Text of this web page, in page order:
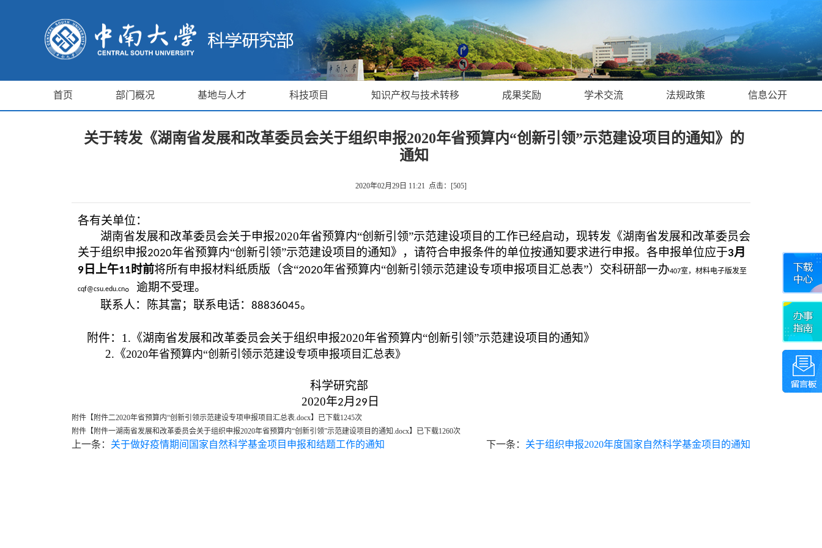
首页 部门概况 基地与人才 科技项目 知识产权与技术转移 成果奖励 学术交流 法规政策 信息公开
关于转发《湖南省发展和改革委员会关于组织申报2020年省预算内“创新引领”示范建设项目的通知》的
通知
2020年02月29日 11:21 点击：[505]
各有关单位：
湖南省发展和改革委员会关于申报2020年省预算内“创新引领”示范建设项目的工作已经启动，现转发《湖南省发展和改革委员会
关于组织申报2020年省预算内“创新引领”示范建设项目的通知》，请符合申报条件的单位按通知要求进行申报。各申报单位应于3月
9 日上午11 时前将所有申报材料纸质版（含“2020年省预算内“创新引领示范建设专项申报项目汇总表”）交科研部一办407室，材料电子版发至
cqf@csu.edu.cn。逾期不受理。
联系人：陈其富；联系电话： 88836045。
附件：1.《湖南省发展和改革委员会关于组织申报2020年省预算内“创新引领”示范建设项目的通知》
2.《2020年省预算内“创新引领示范建设专项申报项目汇总表》
科学研究部
2020年2月 29 日
附件【 附件二2020年省预算内“创新引领示范建设专项申报项目汇总表.docx】已下载1245次
附件【 附件一湖南省发展和改革委员会关于组织申报2020年省预算内“创新引领”示范建设项目的通知.docx】已下载1260次
上一条： 关于做好疫情期间国家自然科学基金项目申报和结题工作的通知 下一条： 关于组织申报2020年度国家自然科学基金项目的通知